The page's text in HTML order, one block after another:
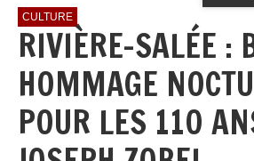
CULTURE
RIVIÈRE-SALÉE :
HOMMAGE
POUR LES 110